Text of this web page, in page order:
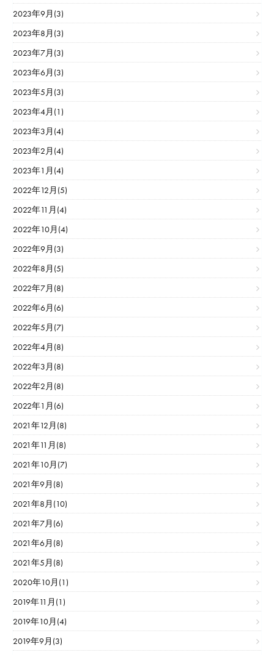
2023年9月(3)
2023年8月(3)
2023年7月(3)
2023年6月(3)
2023年5月(3)
2023年4月(1)
2023年3月(4)
2023年2月(4)
2023年1月(4)
2022年12月(5)
2022年11月(4)
2022年10月(4)
2022年9月(3)
2022年8月(5)
2022年7月(8)
2022年6月(6)
2022年5月(7)
2022年4月(8)
2022年3月(8)
2022年2月(8)
2022年1月(6)
2021年12月(8)
2021年11月(8)
2021年10月(7)
2021年9月(8)
2021年8月(10)
2021年7月(6)
2021年6月(8)
2021年5月(8)
2020年10月(1)
2019年11月(1)
2019年10月(4)
2019年9月(3)